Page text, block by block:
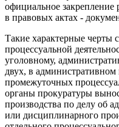
официальное закрепление
в правовых актах -
Такие характерные черты
процессуальной
уголовному,
двух, в административном
промежуточных
органы прокуратуры
производства по делу об
или дисциплинарного